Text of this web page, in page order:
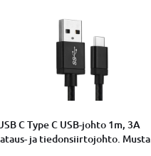
C Type C USB-johto 1m, 3A
ja tiedonsiirtojohto. Musta